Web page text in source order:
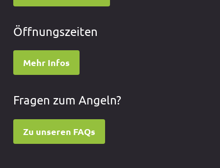
Öffnungszeiten
Mehr Infos
Fragen zum Angeln?
Zu unseren FAQs